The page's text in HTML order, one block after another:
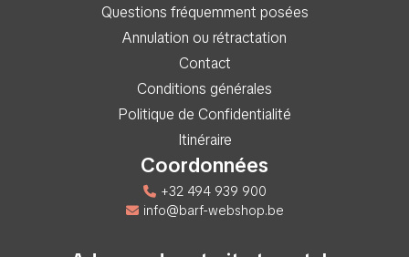
Questions fréquemment posées
Annulation ou rétractation
Contact
Conditions générales
Politique de Confidentialité
Itinéraire
Coordonnées
+32 494 939 900
info@barf-webshop.be